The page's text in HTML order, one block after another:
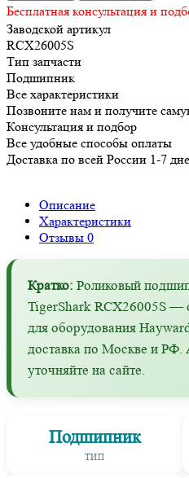
Бесплатная консультация и
Заводской артикул
RCX26005S
Тип запчасти
Подшипник
Все характеристики
Позвоните нам и получите
Консультация и подбор
Все удобные способы оплаты
Доставка по всей России 1-7
Описание
Характеристики
Отзывы 0
Кратко: Роликовый
TigerShark RCX26005S —
для оборудования
доставка по Москве и РФ.
уточняйте на сайте.
Подшипник
ТИП